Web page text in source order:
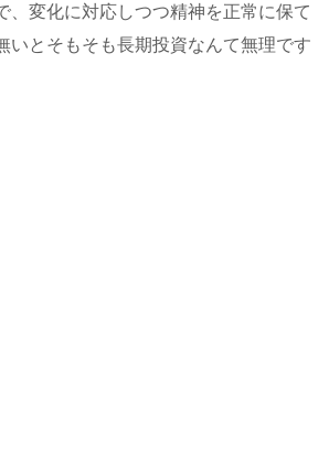
、変化に対応しつつ精神を正常に保て
いとそもそも長期投資なんて無理です